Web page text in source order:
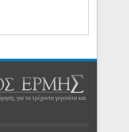
για τα τρέχοντα γεγονότα και